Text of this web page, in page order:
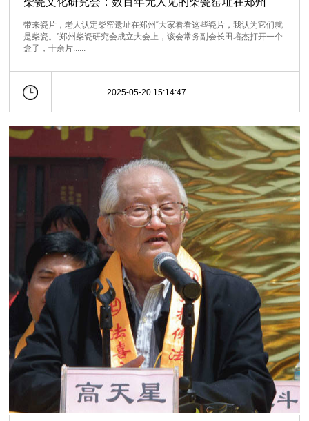
带来瓷片，老人认定柴窑遗址在郑州“大家看看这些瓷片，我认为它们就
是柴瓷。”郑州柴瓷研究会成立大会上，该会常务副会长田培杰打开一个
盒子，十余片......
2025-05-20 15:14:47